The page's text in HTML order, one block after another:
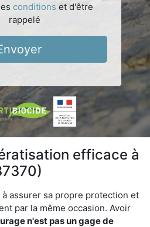
conditions et d'être
rappelé
efficace à
assurer sa propre protection et
par la même occasion. Avoir
n'est pas un gage de